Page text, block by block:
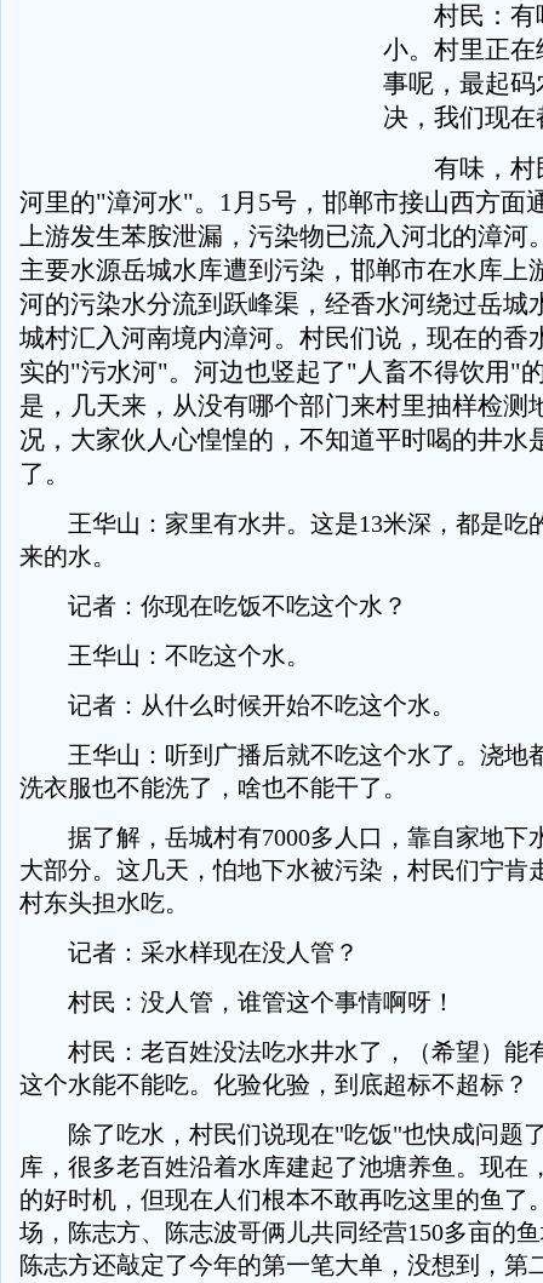
村民：有
小。村里正
事呢，最起
决，我们现
有味，村
河里的"漳河水"。1月5号，邯郸市接山西方面
上游发生苯胺泄漏，污染物已流入河北的漳河
主要水源岳城水库遭到污染，邯郸市在水库上
河的污染水分流到跃峰渠，经香水河绕过岳城
城村汇入河南境内漳河。村民们说，现在的香
实的"污水河"。河边也竖起了"人畜不得饮用"
是，几天来，从没有哪个部门来村里抽样检测
况，大家伙人心惶惶的，不知道平时喝的井水
了。
王华山：家里有水井。这是13米深，都是吃
来的水。
记者：你现在吃饭不吃这个水？
王华山：不吃这个水。
记者：从什么时候开始不吃这个水。
王华山：听到广播后就不吃这个水了。浇地
洗衣服也不能洗了，啥也不能干了。
据了解，岳城村有7000多人口，靠自家地下
大部分。这几天，怕地下水被污染，村民们宁肯
村东头担水吃。
记者：采水样现在没人管？
村民：没人管，谁管这个事情啊呀！
村民：老百姓没法吃水井水了，（希望）能
这个水能不能吃。化验化验，到底超标不超标？
除了吃水，村民们说现在"吃饭"也快成问题
库，很多老百姓沿着水库建起了池塘养鱼。现在
的好时机，但现在人们根本不敢再吃这里的鱼了
场，陈志方、陈志波哥俩儿共同经营150多亩的
陈志方还敲定了今年的第一笔大单，没想到，第